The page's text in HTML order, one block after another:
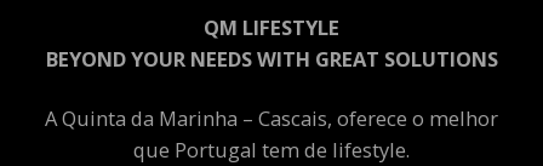
QM LIFESTYLE
BEYOND YOUR NEEDS WITH GREAT SOLUTIONS
A Quinta da Marinha – Cascais, oferece o melhor
que Portugal tem de lifestyle.